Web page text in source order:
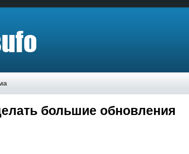
большие обновления